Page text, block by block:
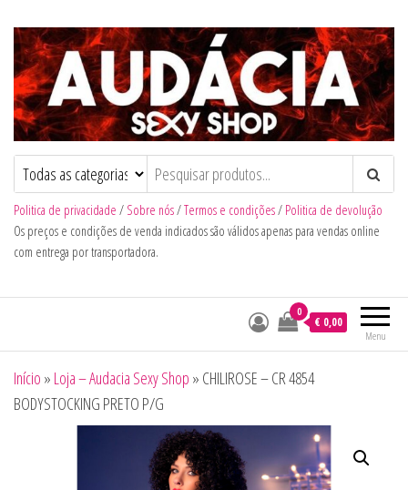
Audacia Sexy Shop
Politica de privacidade / Sobre nós/Termos e condições/ Politica de devolução
Os preços e condições de venda indicados são válidos apenas para vendas online
com entrega por transportadora.
Menu
0
€ 0,00
Início » Loja – Audacia Sexy Shop » CHILIROSE – CR 4854
BODYSTOCKING PRETO P/G